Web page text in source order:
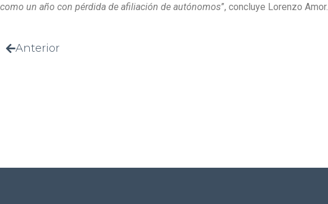
como un año con pérdida de afiliación de autónomos”, concluye Lorenzo Amor.
Anterior